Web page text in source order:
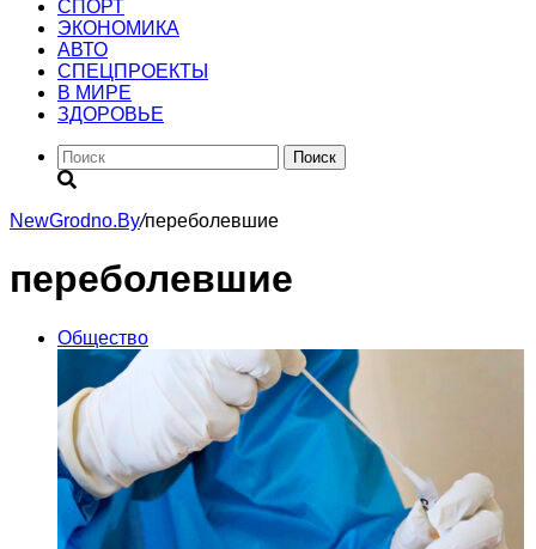
CПОРТ
ЭКОНОМИКА
АВТО
СПЕЦПРОЕКТЫ
В МИРЕ
ЗДОРОВЬЕ
Поиск
NewGrodno.By/переболевшие
переболевшие
Общество